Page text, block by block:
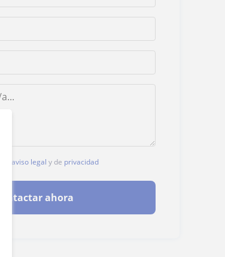
aviso legal y de privacidad
Contactar ahora